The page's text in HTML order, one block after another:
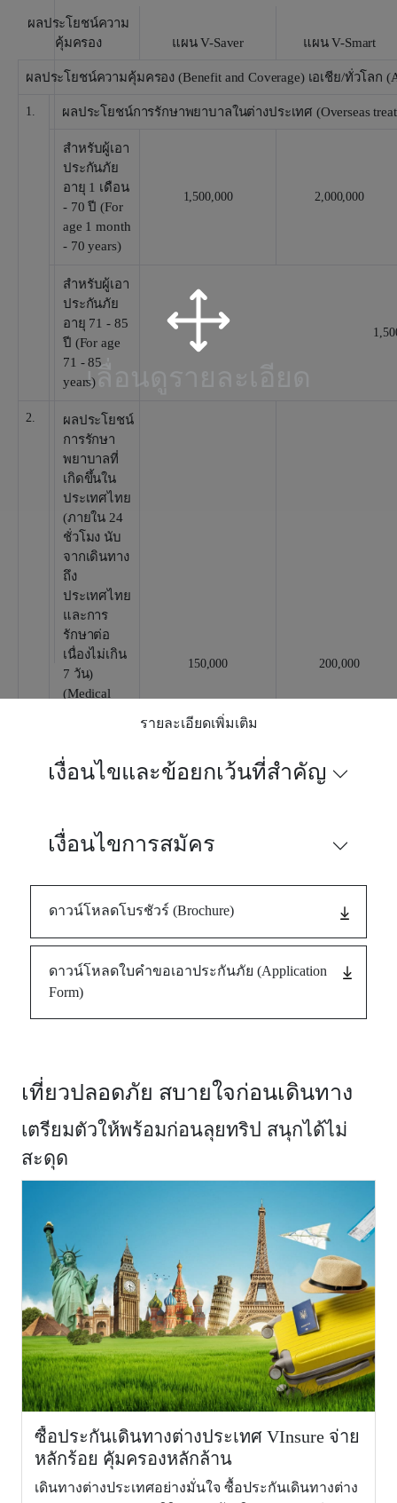
เลื่อนดูรายละเอียด
ผลประโยชน์ความ
คุ้มครอง
แผน V-Saver แผน V-Smart
ผลประโยชน์ความคุ้มครอง (Benefit and Coverage) เอเชีย/ทั่วโลก
1. ผลประโยชน์การรักษาพยาบาลในต่างประเทศ (Overseas
สำหรับผู้เอา
ประกันภัย
อายุ 1 เดือน
- 70 ปี (For
age 1 month
- 70 years)
1,500,000 2,000,000
สำหรับผู้เอา
ประกันภัย
อายุ 71 - 85
ปี (For age
71 - 85
years)
2.
ผลประโยชน์
การรักษา
พยาบาลที่
เกิดขึ้นใน
ประเทศไทย
(ภายใน 24
ชั่วโมง นับ
จากเดินทาง
ถึง
ประเทศไทย
และการ
รักษาต่อ
เนื่องไม่เกิน
7 วัน)
(Medical
within 24
Thailand and
follow-up
upto 7
days))
150,000 200,000
3.
ผลประโยชน์การเสียชีวิต สูญเสียอวัยวะ สูญเสียสายตา หรือ
of life, dismemberment, loss of sight or total permanent
สำหรับผู้เอา
ประกันภัย
- 70 years)
สำหรับผู้เอา
ประกันภัย
ผลประโยชน์
การเคลื่อน
ย้ายเพื่อการ
รักษา
พยาบาล
ฉุกเฉิน และ
การเคลื่อน
ย้ายกลับ
ประเทศไทย
หรือประเทศ
ภูมิลำเนา
(Emergency
รายละเอียดเพิ่มเติม
เงื่อนไขและข้อยกเว้นที่สำคัญ
เงื่อนไขการสมัคร
ดาวน์โหลดโบรชัวร์ (Brochure)
ดาวน์โหลดใบคำขอเอาประกันภัย (Application
Form)
เที่ยวปลอดภัย สบายใจก่อนเดินทาง
เตรียมตัวให้พร้อมก่อนลุยทริป สนุกได้ไม่
สะดุด
ซื้อประกันเดินทางต่างประเทศ VInsure จ่าย
หลักร้อย คุัมครองหลักล้าน
เดินทางต่างประเทศอย่างมั่นใจ ซื้อประกันเดินทางต่าง